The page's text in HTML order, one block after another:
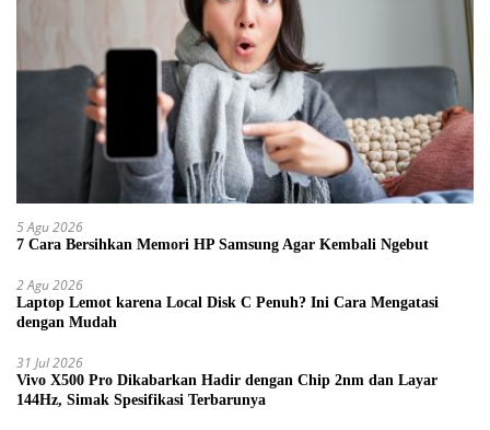
5 Agu 2026
7 Cara Bersihkan Memori HP Samsung Agar Kembali Ngebut
2 Agu 2026
Laptop Lemot karena Local Disk C Penuh? Ini Cara Mengatasi
dengan Mudah
31 Jul 2026
Vivo X500 Pro Dikabarkan Hadir dengan Chip 2nm dan Layar
144Hz, Simak Spesifikasi Terbarunya